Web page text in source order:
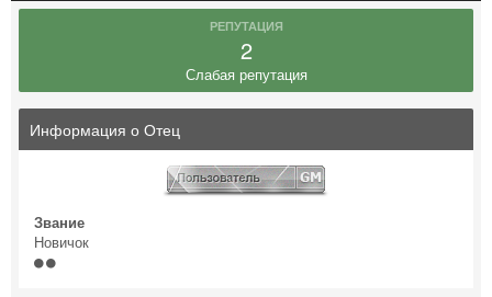
РЕПУТАЦИЯ
2
Слабая репутация
Информация о Отец
Звание
Новичок